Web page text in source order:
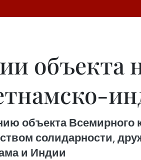
объекта
солидарности,
и Индии